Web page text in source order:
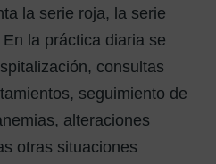
la serie roja, la serie
la práctica diaria se
consultas
seguimiento de
alteraciones
otras situaciones